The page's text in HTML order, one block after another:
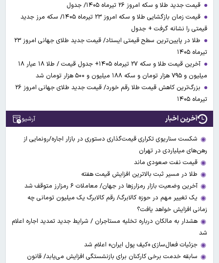
قیمت جدید طلا و سکه امروز ۲۶ تیرماه ۱۴۰۵/ جدول
قیمت زمان بازگشایی طلا و سکه امروز ۲۳ تیرماه ۱۴۰۵/ سکه مرز جدید
قیمتی را نشانه گرفت + جدول
طلا در پایین‌ترین سطح قیمتی ایستاد/ قیمت جدید طلای جهانی امروز ۲۳
تیرماه ۱۴۰۵
آخرین قیمت طلا و سکه ۲۷ تیرماه ۱۴۰۵+ جدول قیمت / طلا ۱۸ عیار ۱۸
میلیون و ۷۹۵ هزار تومان و سکه ۱۸۸ میلیون و ۵۰۰ هزار تومان شد
بزرگ‌ترین کاهش قیمت طلا رقم خورد/ قیمت جدید طلای جهانی امروز ۲۶
تیرماه ۱۴۰۵
آخرین اخبار آرشیو
شکست سناریوی تکراری قیمت‌گذاری دستوری در بازار اجاره/رونمایی از
رهن‌های میلیاردی در تهران
قیمت نفت صعودی ماند
طلا در مسیر ثبت بالاترین افزایش قیمت هفته
آخرین وضعیت بازار رمزارزها در جهان/ معاملات ۶ رمزارز متوقف شد
یک تغییر مهم در حوزه کالابرگ/ رقم کالابرگ یک میلیون تومانی چه
زمانی افزایش خواهد یافت؟
هشدار به مالکان درباره تخلیه مستاجران / شرایط جدید تمدید اجاره اعلام
شد
جزئیات فعال‌سازی «کیف پول ایران» اعلام شد
سابقه خدمت برخی کارکنان برای بازنشستگی افزایش می‌یابد/ قانون